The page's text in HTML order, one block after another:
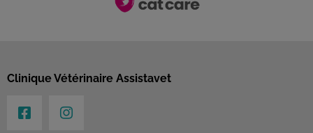
Clinique Vétérinaire Assistavet